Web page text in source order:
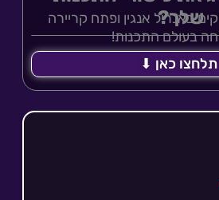
שלך?
באנריל אנגין ופתח קריירה
בעולם התכנות!
תלחצו כאן ⬇